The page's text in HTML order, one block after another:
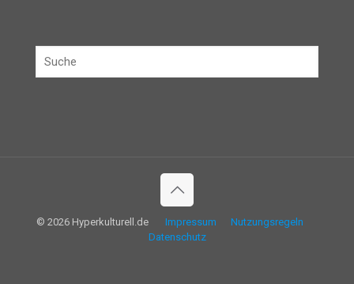
© 2026 Hyperkulturell.de Impressum
Nutzungsregeln
Datenschutz